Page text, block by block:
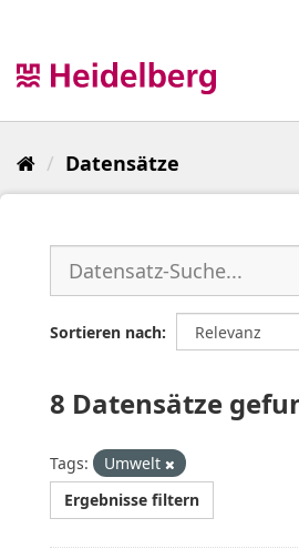
Datensätze
Sortieren nach
8 Datensätze
Tags:
Umwelt
Ergebnisse filtern